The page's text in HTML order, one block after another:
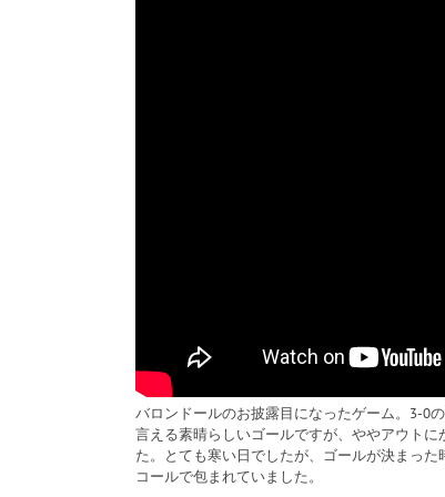
バロンドールのお披露目になったゲーム。3-0
言える素晴らしいゴールですが、ややアウト
た。とても寒い日でしたが、ゴールが決まっ
コールで包まれていました。